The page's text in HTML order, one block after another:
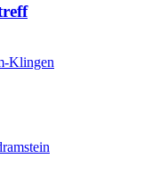
Klingen